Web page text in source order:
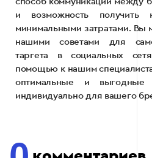
и возможность получить
минимальными затратами. Вы
нашими советами для
таргета в социальных
помощью к нашим
оптимальные и выгодные
индивидуально для вашего